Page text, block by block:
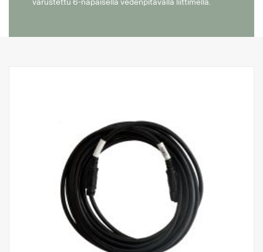
varustettu 6-napaisella vedenpitävällä liittimellä.